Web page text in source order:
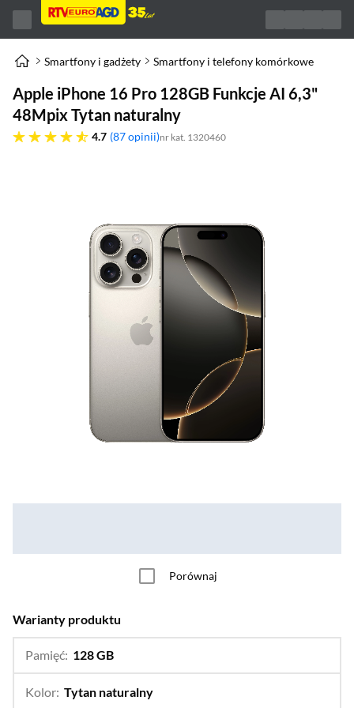
Smartfony i gadżety Smartfony i telefony komórkowe
Apple iPhone 16 Pro 128GB Funkcje AI 6,3"
48Mpix Tytan naturalny
4.7
4.7 gwiazdek 87 opinii nr kat. 1320460
Porównaj
Warianty produktu
Pamięć: 128 GB
Kolor: Tytan naturalny